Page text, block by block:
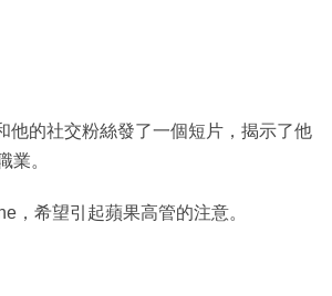
他的社交粉絲發了一個短片，揭示了他
業。
，希望引起蘋果高管的注意。